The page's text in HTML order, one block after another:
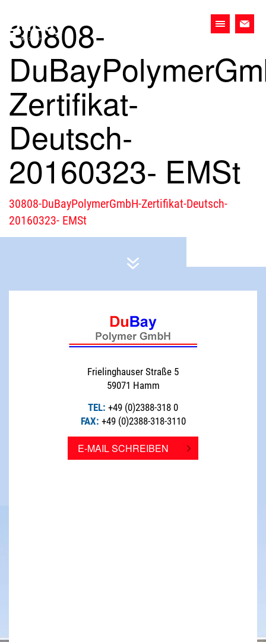
content
Wir.
Das
Team.
Die
Firma.
Primary
30808-
Zertifikat-
Deutsch-
20160323- EMSt
30808-DuBayPolymerGmbH-Zertifikat-Deutsch-
20160323- EMSt
Frielinghauser Straße 5
59071 Hamm
TEL: +49 (0)2388-318 0
FAX: +49 (0)2388-318-3110
E-MAIL SCHREIBEN